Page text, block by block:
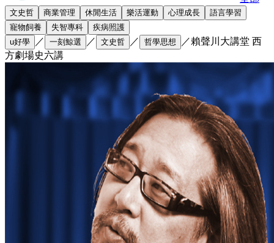
文史哲 商業管理 休閒生活 樂活運動 心理成長
語言學習
寵物飼養
失智專科
疾病照護
u好學
／ 一刻鯨選 ／ 文史哲 ／ 哲學思想 ／賴聲川大講堂 西
方劇場史六講